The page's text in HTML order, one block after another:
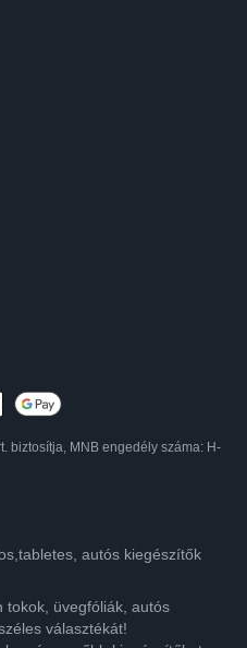
biztosítja, MNB engedély száma: H-
autós kiegészítők
tokok, üvegfóliák, autós
választékát!